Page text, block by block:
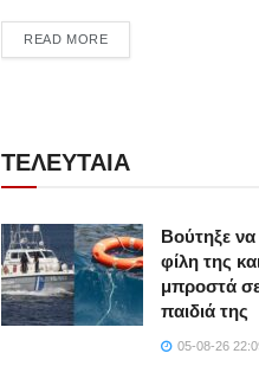
READ MOREDETAILS
ΤΕΛΕΥΤΑΙΑ
Βούτηξε
φίλη της
μπροστά
παιδιά της
05-08-26